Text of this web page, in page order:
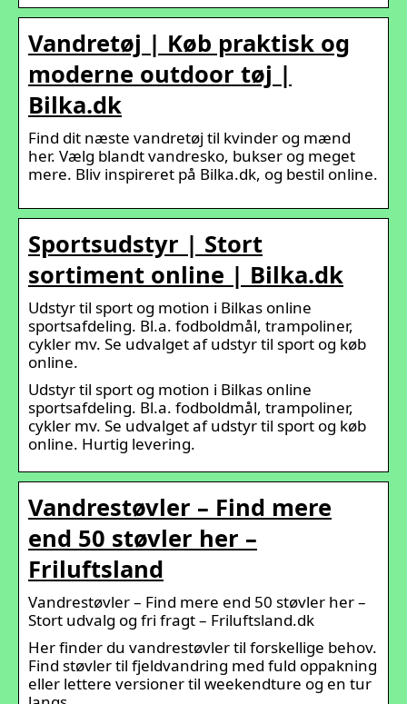
Vandretøj | Køb praktisk og
moderne outdoor tøj |
Bilka.dk
Find dit næste vandretøj til kvinder og mænd
her. Vælg blandt vandresko, bukser og meget
mere. Bliv inspireret på Bilka.dk, og bestil online.
Sportsudstyr | Stort
sortiment online | Bilka.dk
Udstyr til sport og motion i Bilkas online
sportsafdeling. Bl.a. fodboldmål, trampoliner,
cykler mv. Se udvalget af udstyr til sport og køb
online.
Udstyr til sport og motion i Bilkas online
sportsafdeling. Bl.a. fodboldmål, trampoliner,
cykler mv. Se udvalget af udstyr til sport og køb
online. Hurtig levering.
Vandrestøvler – Find mere
end 50 støvler her –
Friluftsland
Vandrestøvler – Find mere end 50 støvler her –
Stort udvalg og fri fragt – Friluftsland.dk
Her finder du vandrestøvler til forskellige behov.
Find støvler til fjeldvandring med fuld oppakning
eller lettere versioner til weekendture og en tur